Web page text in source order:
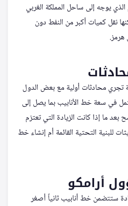
يوجه إلى ساحل المملكة الغربي
نقل كميات أكبر من النفط دون
هرمز.
تجري محادثات أولية مع بعض الدول
في سعة خط الأنابيب بما يصل إلى
بعد ما إذا كانت الزيادة التي تعتزم
للبنية التحتية القائمة أم إنشاء خط
أرامكو
ستتضمن خط أنابيب ثانياً أصغر